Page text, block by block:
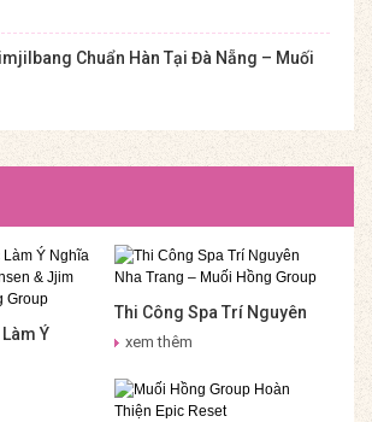
Chuẩn Hàn Tại Đà Nẵng – Muối
Ý
–
Thi Công Spa Trí Nguyên
Nha Trang – Muối Hồng
xem thêm